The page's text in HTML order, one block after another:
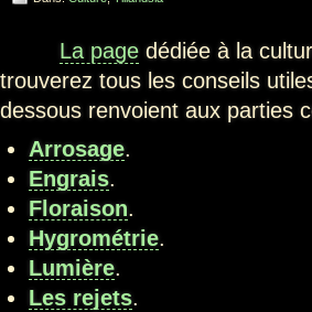
La page dédiée à la
trouverez tous les conseils
dessous renvoient aux parties
Arrosage.
Engrais.
Floraison.
Hygrométrie.
Lumière.
Les rejets.